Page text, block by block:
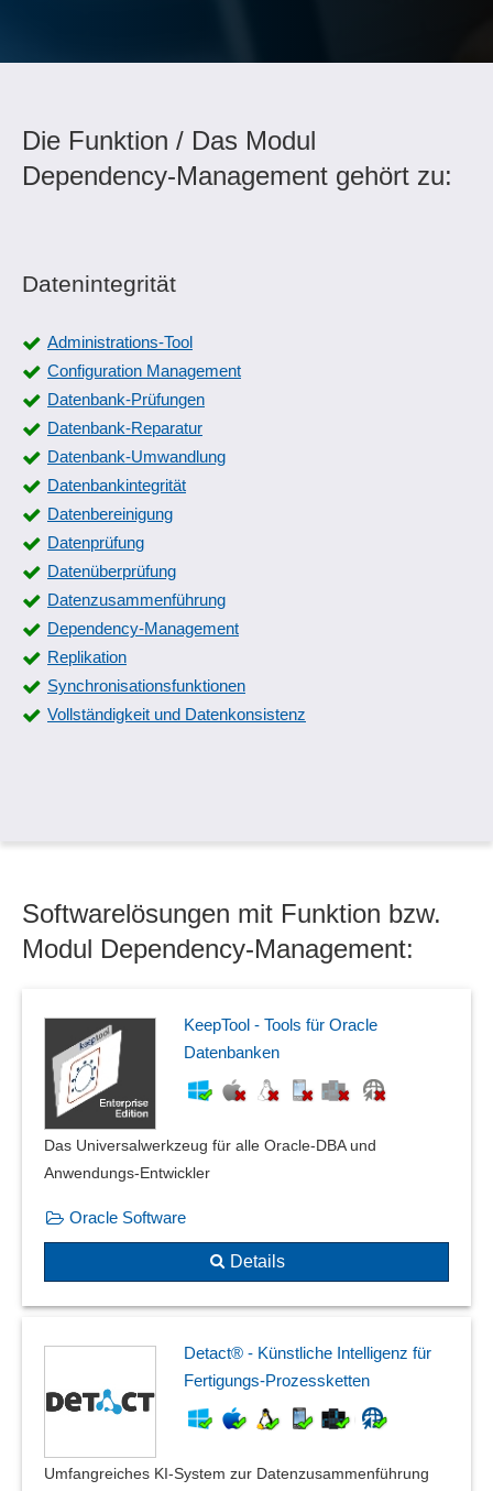
Die Funktion / Das Modul
Dependency-Management gehört zu:
Datenintegrität
Administrations-Tool
Configuration Management
Datenbank-Prüfungen
Datenbank-Reparatur
Datenbank-Umwandlung
Datenbankintegrität
Datenbereinigung
Datenprüfung
Datenüberprüfung
Datenzusammenführung
Dependency-Management
Replikation
Synchronisationsfunktionen
Vollständigkeit und Datenkonsistenz
Softwarelösungen mit Funktion bzw.
Modul Dependency-Management:
KeepTool - Tools für Oracle
Datenbanken
Das Universalwerkzeug für alle Oracle-DBA und
Anwendungs-Entwickler
Oracle Software
Details
Detact® - Künstliche Intelligenz für
Fertigungs-Prozessketten
Umfangreiches KI-System zur Datenzusammenführung